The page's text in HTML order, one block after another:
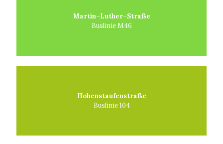
Martin–Luther–Straße
Buslinie M46
Hohenstaufenstraße
Buslinie 104